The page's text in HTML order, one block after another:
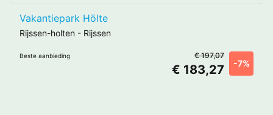
Vakantiepark Hölte
Rijssen-holten - Rijssen
Beste aanbieding
€ 183,27 -7%
€ 197,07